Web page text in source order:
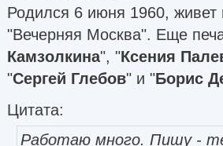
Родился 6 июня 1960, живет
"Вечерняя Москва". Еще
Камзолкина", "Ксения
"Сергей Глебов" и "Борис
Цитата:
Работаю много. Пишу -